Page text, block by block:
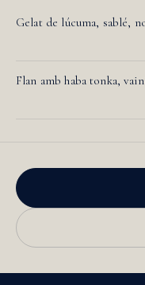
Gelat de lúcuma, sablé,
Flan amb haba tonka,